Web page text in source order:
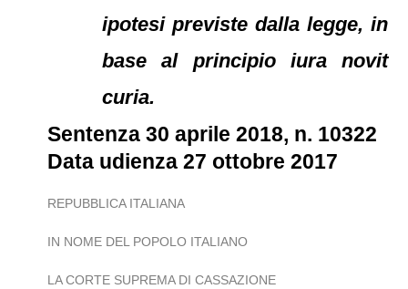
ipotesi previste dalla legge, in
base al principio iura novit
curia.
Sentenza 30 aprile 2018, n. 10322
Data udienza 27 ottobre 2017
REPUBBLICA ITALIANA
IN NOME DEL POPOLO ITALIANO
LA CORTE SUPREMA DI CASSAZIONE